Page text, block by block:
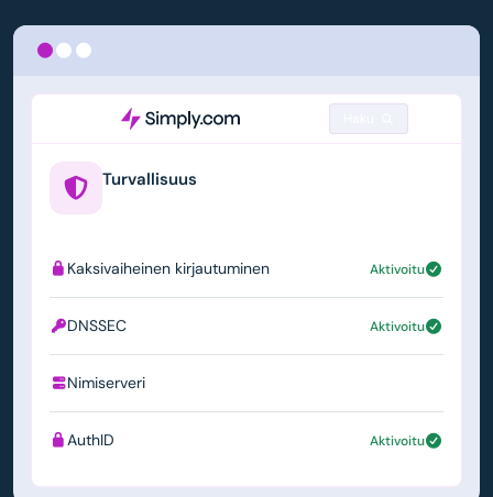
Turvallisuus
Kaksivaiheinen kirjautuminen Aktivoitu
DNSSEC Aktivoitu
Nimiserveri
AuthID Aktivoitu